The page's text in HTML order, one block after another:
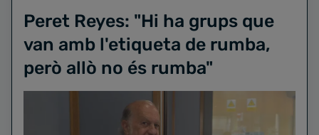
Peret Reyes: "Hi ha grups que
van amb l'etiqueta de rumba,
però allò no és rumba"